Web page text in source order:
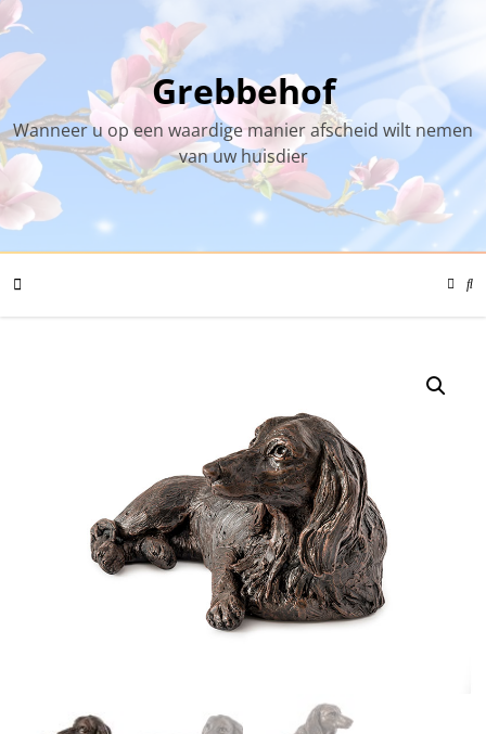
Skip
to
content
Grebbehof
Wanneer u op een waardige manier afscheid wilt nemen
van uw huisdier
Color